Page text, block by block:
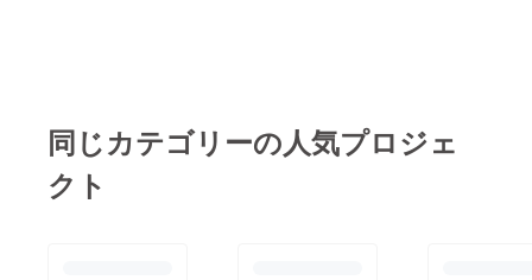
同じカテゴリーの人気プロジェ
クト